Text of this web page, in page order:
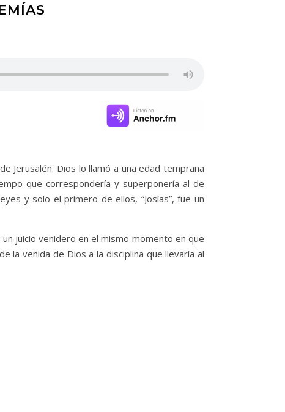
Jerusalén. Dios lo llamó a una edad temprana
que correspondería y superponería al de
y solo el primero de ellos, “Josías”, fue un
juicio venidero en el mismo momento en que
la venida de Dios a la disciplina que llevaría al